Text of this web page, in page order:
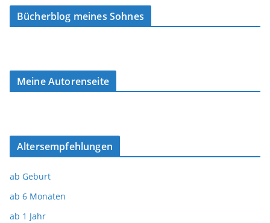
Bücherblog meines Sohnes
Meine Autorenseite
Altersempfehlungen
ab Geburt
ab 6 Monaten
ab 1 Jahr